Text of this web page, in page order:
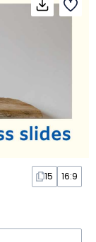
15 16:9